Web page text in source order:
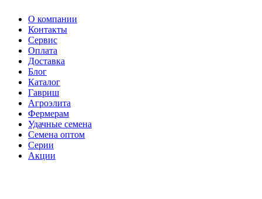
О компании
Контакты
Сервис
Оплата
Доставка
Блог
Каталог
Гавриш
Агроэлита
Фермерам
Удачные семена
Семена оптом
Серии
Акции